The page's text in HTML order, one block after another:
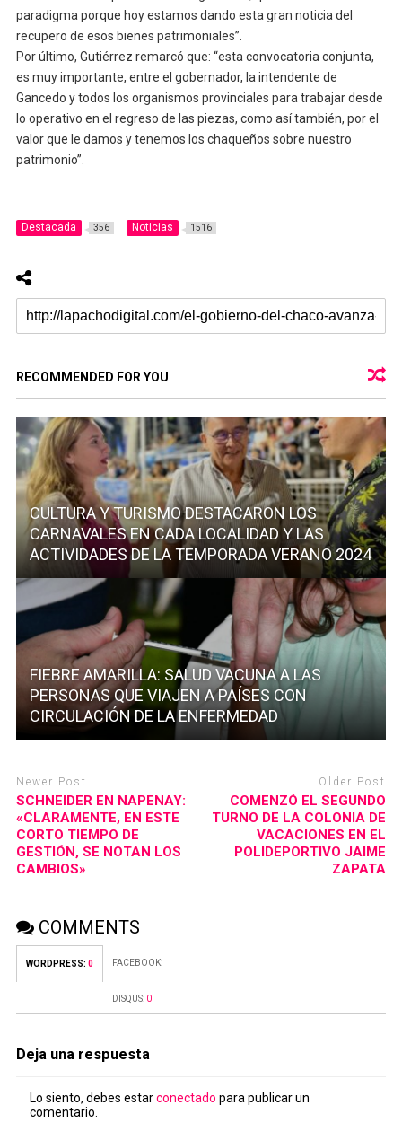
paradigma porque hoy estamos dando esta gran noticia del
recupero de esos bienes patrimoniales”.
Por último, Gutiérrez remarcó que: “esta convocatoria conjunta,
es muy importante, entre el gobernador, la intendente de
Gancedo y todos los organismos provinciales para trabajar desde
lo operativo en el regreso de las piezas, como así también, por el
valor que le damos y tenemos los chaqueños sobre nuestro
patrimonio”.
Destacada 356 Noticias 1516
RECOMMENDED FOR YOU
CULTURA Y TURISMO DESTACARON LOS
CARNAVALES EN CADA LOCALIDAD Y LAS
ACTIVIDADES DE LA TEMPORADA VERANO 2024
FIEBRE AMARILLA: SALUD VACUNA A LAS
PERSONAS QUE VIAJEN A PAÍSES CON
CIRCULACIÓN DE LA ENFERMEDAD
Newer Post
SCHNEIDER EN NAPENAY:
«CLARAMENTE, EN ESTE
CORTO TIEMPO DE
GESTIÓN, SE NOTAN LOS
CAMBIOS»
Older Post
COMENZÓ EL SEGUNDO
TURNO DE LA COLONIA DE
VACACIONES EN EL
POLIDEPORTIVO JAIME
ZAPATA
COMMENTS
WORDPRESS: 0 FACEBOOK:
DISQUS: 0
Deja una respuesta
Lo siento, debes estarconectado para publicar un
comentario.